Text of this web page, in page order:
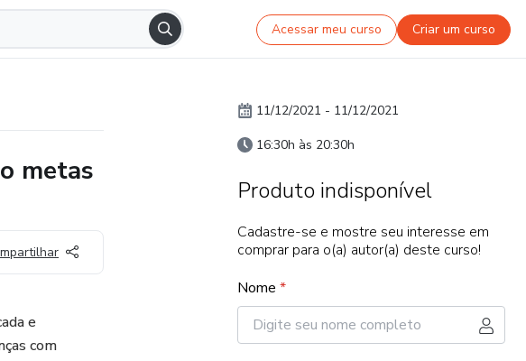
Acessar meu curso Criar um curso
metas
e
com
11/12/2021 - 11/12/2021
16:30h às 20:30h
Produto indisponível
Cadastre-se e mostre seu interesse em
comprar para o(a) autor(a) deste curso!
Nome *